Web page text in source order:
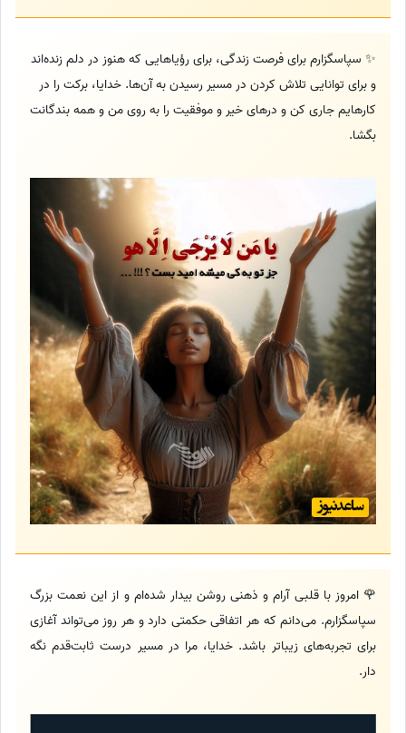
✨ سپاسگزارم برای فرصت زندگی، برای رؤیاهایی که هنوز در دلم زنده‌اند
و برای توانایی تلاش کردن در مسیر رسیدن به آن‌ها. خدایا، برکت را در
کارهایم جاری کن و درهای خیر و موفقیت را به روی من و همه بندگانت
بگشا.
🌹 امروز با قلبی آرام و ذهنی روشن بیدار شده‌ام و از این نعمت بزرگ
سپاسگزارم. می‌دانم که هر اتفاقی حکمتی دارد و هر روز می‌تواند آغازی
برای تجربه‌های زیباتر باشد. خدایا، مرا در مسیر درست ثابت‌قدم نگه
دار.